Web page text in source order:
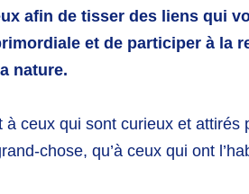
afin de tisser des liens qui
et de participer à la
nature.
à ceux qui sont curieux et attirés
chose, qu’à ceux qui ont